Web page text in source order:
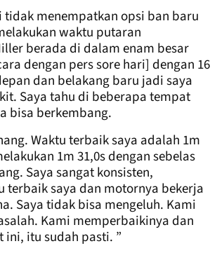
tidak menempatkan opsi ban baru
waktu putaran
berada di dalam enam besar
dengan pers sore hari] dengan 16
dan belakang baru jadi saya
Saya tahu di beberapa tempat
bisa berkembang.
Waktu terbaik saya adalah 1m
1m 31,0s dengan sebelas
Saya sangat konsisten,
terbaik saya dan motornya bekerja
Saya tidak bisa mengeluh. Kami
Kami memperbaikinya dan
ini, itu sudah pasti. ”